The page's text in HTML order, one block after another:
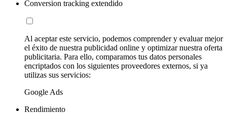
Conversion tracking extendido
Al aceptar este servicio, podemos comprender y evaluar mejor
el éxito de nuestra publicidad online y optimizar nuestra oferta
publicitaria. Para ello, comparamos tus datos personales
encriptados con los siguientes proveedores externos, si ya
utilizas sus servicios:
Google Ads
Rendimiento